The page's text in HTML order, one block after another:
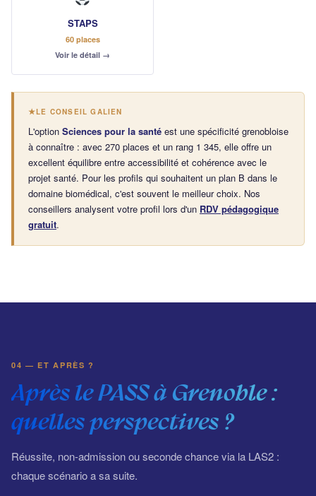
STAPS
60 places
Voir le détail →
LE CONSEIL GALIEN
L'option Sciences pour la santé est une spécificité grenobloise
à connaître : avec 270 places et un rang 1 345, elle offre un
excellent équilibre entre accessibilité et cohérence avec le
projet santé. Pour les profils qui souhaitent un plan B dans le
domaine biomédical, c'est souvent le meilleur choix. Nos
conseillers analysent votre profil lors d'un RDV pédagogique
gratuit.
04 — ET APRÈS ?
Après le PASS à Grenoble :
quelles perspectives ?
Réussite, non-admission ou seconde chance via la LAS2 :
chaque scénario a sa suite.